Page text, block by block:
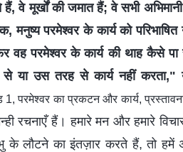
मूर्खों की जमात हैं; वे सभी
मनुष्य परमेश्वर के कार्य को
वह परमेश्वर के कार्य की थाह कैसे
या उस तरह से कार्य नहीं करता,"
परमेश्वर का प्रकटन और कार्य,
रचनाएँ हैं। हमारे मन और हमारे
लौटने का इंतज़ार करते हैं, तो हमें